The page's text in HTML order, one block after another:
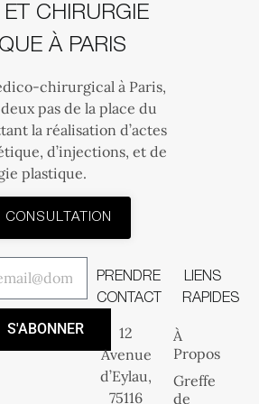
ET CHIRURGIE
À PARIS
chirurgical à Paris,
pas de la place du
la réalisation d’actes
d’injections, et de
plastique.
S'ABONNER
PRENDRE
CONTACT
12
Avenue
d’Eylau,
75116
LIENS
RAPIDES
À
Propos
Greffe
de